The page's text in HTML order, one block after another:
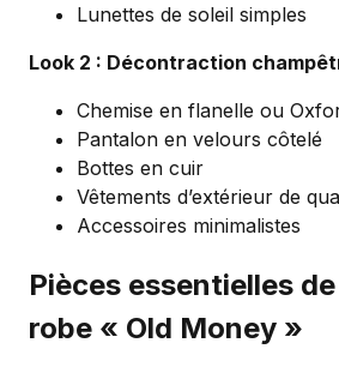
Lunettes de soleil simples
Look 2 : Décontraction
Chemise en flanelle ou
Pantalon en velours côtelé
Bottes en cuir
Vêtements d’extérieur de
Accessoires minimalistes
Pièces essentielles
robe « Old Money »